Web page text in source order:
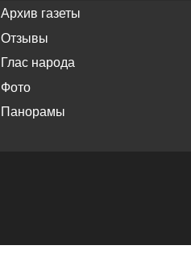
Архив газеты
Отзывы
Глас народа
Фото
Панорамы